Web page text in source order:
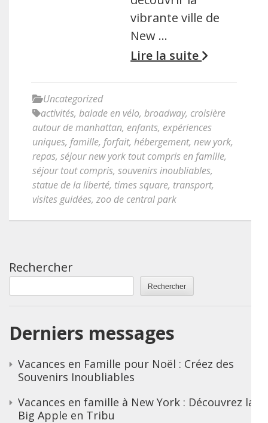
vibrante ville de
New …
Lire la suite
Uncategorized
activités, balade en vélo, broadway, croisière
autour de manhattan, enfants, expériences
uniques, famille, forfait, hébergement, new york,
repas, séjour new york tout compris en famille,
séjour tout compris, souvenirs inoubliables,
statue de la liberté, times square, transport,
visites guidées, zoo de central park
Rechercher
Rechercher
Derniers messages
Vacances en Famille pour Noël : Créez des
Souvenirs Inoubliables
Vacances en famille à New York : Découvrez la
Big Apple en Tribu